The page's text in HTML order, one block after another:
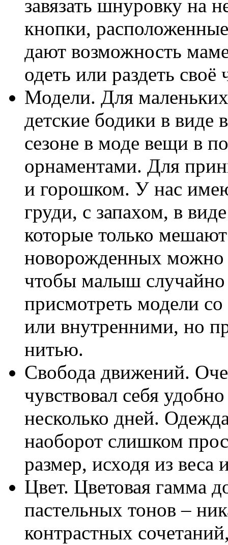
завязать шнуровку на
кнопки,
дают возможность
одеть или раздеть своё
Модели. Для
детские бодики в виде
сезоне в моде вещи в
орнаментами. Для
и горошком. У нас
груди, с запахом, в
которые только
новорожденных можно
чтобы малыш
присмотреть модели
или внутренними, но
нитью.
Свобода движений.
чувствовал себя
несколько дней.
наоборот слишком
размер, исходя из
Цвет. Цветовая гамма
пастельных тонов –
контрастных